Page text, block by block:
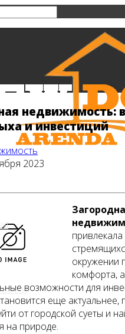
недвижимость:
и инвестиций
2023
окружении
комфорта,
возможности для
еще актуальнее,
от городской суеты и
на природе.